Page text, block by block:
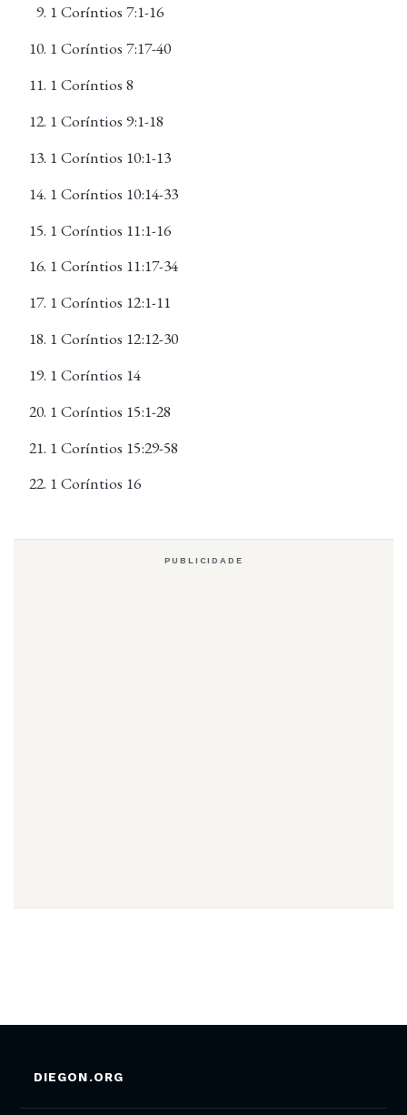
1 Coríntios 7:1-16
1 Coríntios 7:17-40
1 Coríntios 8
1 Coríntios 9:1-18
1 Coríntios 10:1-13
1 Coríntios 10:14-33
1 Coríntios 11:1-16
1 Coríntios 11:17-34
1 Coríntios 12:1-11
1 Coríntios 12:12-30
1 Coríntios 14
1 Coríntios 15:1-28
1 Coríntios 15:29-58
1 Coríntios 16
DIEGON.ORG